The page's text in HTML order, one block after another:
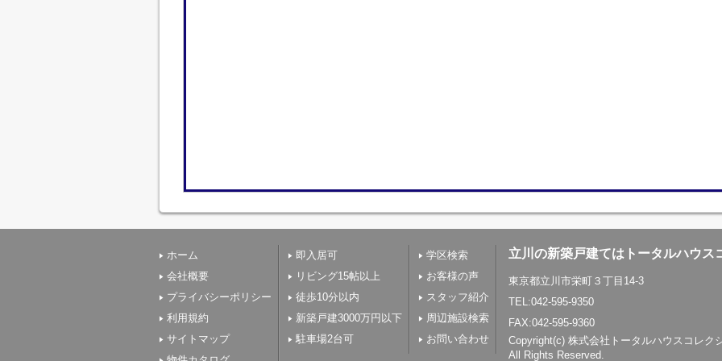
ホーム
会社概要
プライバシーポリシー
利用規約
サイトマップ
即入居可
リビング15帖以上
徒歩10分以内
新築戸建3000万円以下
駐車場2台可
学区検索
お客様の声
スタッフ紹介
周辺施設検索
お問い合わせ
立川の新築戸建てはトータルハウス
東京都立川市栄町３丁目14-3
TEL:042-595-9350
FAX:042-595-9360
Copyright(c) 株式会社トータルハウスコレク
All Rights Reserved.